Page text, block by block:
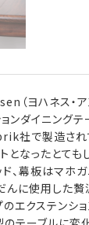
ヨハネス・ア
ンダイニングテ
で製造され
となったとても
、幕板はマホ
んに使用した贅
エクステンシ